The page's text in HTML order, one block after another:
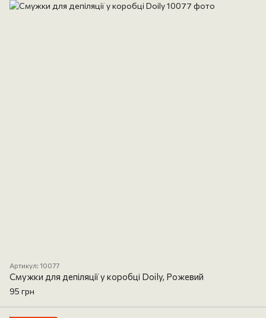
Артикул: 10077
Смужки для депіляції у коробці Doily, Рожевий
95 грн